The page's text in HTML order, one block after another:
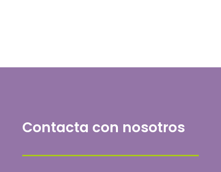
Contacta con nosotros